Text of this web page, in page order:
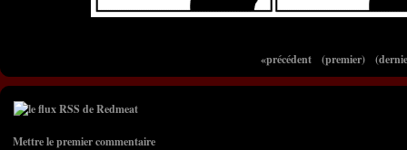
«précédent (premier)
Mettre le premier commentaire